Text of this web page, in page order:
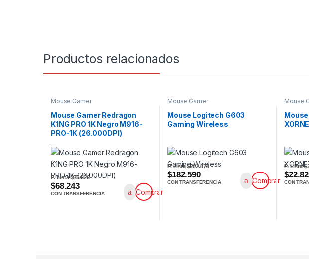
Productos relacionados
Mouse Gamer
Mouse Gamer Redragon
K1NG PRO 1K Negro M916-
PRO-1K (26.000DPI)
P. Lista$75.826
$68.243
CON TRANSFERENCIA Comprar
Mouse Gamer
Mouse Logitech G603
Gaming Wireless
P. Lista$202.878
$182.590
CON TRANSFERENCIA Comprar
Mouse
P. Lista
CON